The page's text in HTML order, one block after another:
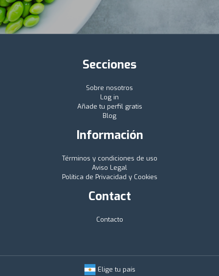
Secciones
Sobre nosotros
Log in
Añade tu perfil gratis
Blog
Información
Términos y condiciones de uso
Aviso Legal
Política de Privacidad y Cookies
Contact
Contacto
Elige tu país